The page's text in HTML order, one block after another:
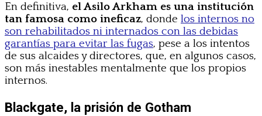
En definitiva, el Asilo Arkham es una institución
tan famosa como ineficaz, donde los internos no
son rehabilitados ni internados con las debidas
garantías para evitar las fugas, pese a los intentos
de sus alcaides y directores, que, en algunos casos,
son más inestables mentalmente que los propios
internos.
Blackgate, la prisión de Gotham